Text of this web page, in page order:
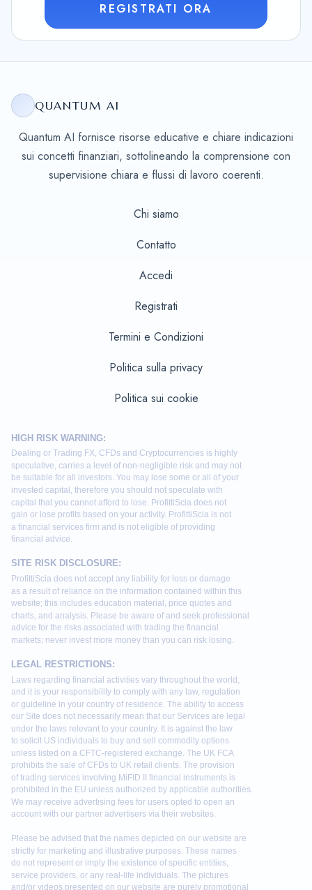
REGISTRATI ORA
QUANTUM AI
Quantum AI fornisce risorse educative e chiare indicazioni
sui concetti finanziari, sottolineando la comprensione con
supervisione chiara e flussi di lavoro coerenti.
Chi siamo
Contatto
Accedi
Registrati
Termini e Condizioni
Politica sulla privacy
Politica sui cookie